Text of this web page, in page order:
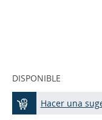
DISPONIBLE
Hacer una